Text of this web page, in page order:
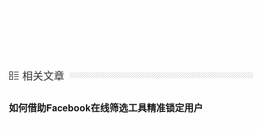
相关文章
如何借助Facebook在线筛选工具精准锁定用户